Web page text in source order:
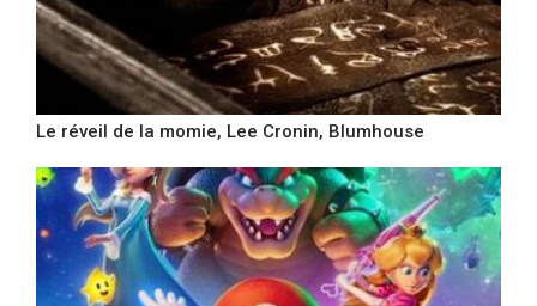
Le réveil de la momie, Lee Cronin, Blumhouse